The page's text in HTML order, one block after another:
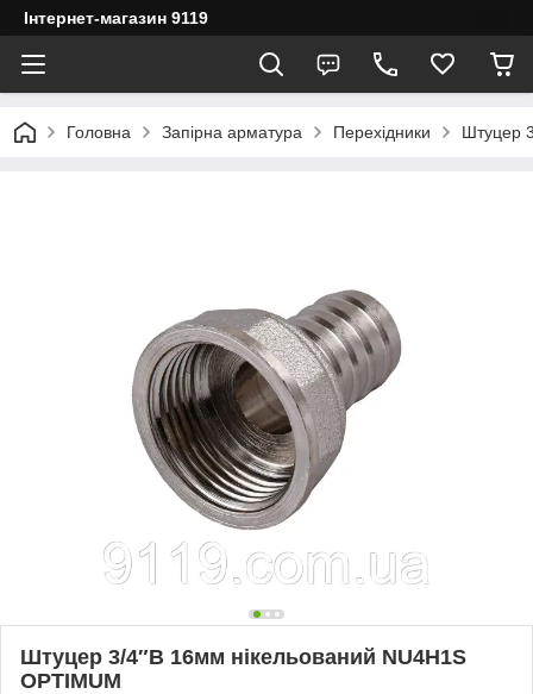
Інтернет-магазин 9119
Головна Запірна арматура Перехідники Штуцер
Штуцер 3/4″В 16мм нікельований NU4H1S
OPTIMUM